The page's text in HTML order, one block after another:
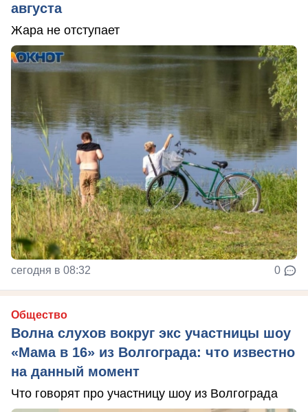
августа
Жара не отступает
сегодня в 08:32 0
Общество
Волна слухов вокруг экс участницы шоу
«Мама в 16» из Волгограда: что известно
на данный момент
Что говорят про участницу шоу из Волгограда